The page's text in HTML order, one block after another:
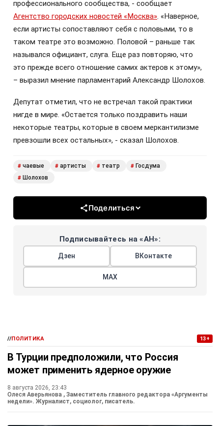
профессионального сообщества, - сообщает
Агентство городских новостей «Москва». «Наверное,
если артисты сопоставляют себя с половыми, то в
таком театре это возможно. Половой – раньше так
назывался официант, слуга. Еще раз повторяю, что
это прежде всего отношение самих актеров к этому»,
– выразил мнение парламентарий Александр Шолохов.
Депутат отметил, что не встречал такой практики
нигде в мире. «Остается только поздравить наши
некоторые театры, которые в своем меркантилизме
превзошли всех остальных», - сказал Шолохов.
# чаевые # артисты # театр # Госдума
# Шолохов
Поделиться
Подписывайтесь на «АН»:
Дзен ВКонтакте
МАХ
//ПОЛИТИКА 13+
В Турции предположили, что Россия
может применить ядерное оружие
8 августа 2026, 23:43
Олеся Аверьянова , Заместитель главного редактора «Аргументы
недели». Журналист, социолог, писатель.